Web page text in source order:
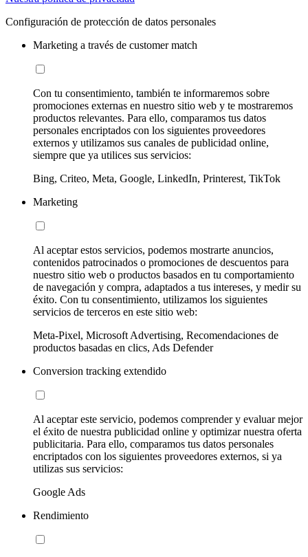
Configuración de protección de datos personales
Marketing a través de customer match
Con tu consentimiento, también te informaremos sobre
promociones externas en nuestro sitio web y te mostraremos
productos relevantes. Para ello, comparamos tus datos
personales encriptados con los siguientes proveedores
externos y utilizamos sus canales de publicidad online,
siempre que ya utilices sus servicios:
Bing, Criteo, Meta, Google, LinkedIn, Printerest, TikTok
Marketing
Al aceptar estos servicios, podemos mostrarte anuncios,
contenidos patrocinados o promociones de descuentos para
nuestro sitio web o productos basados en tu comportamiento
de navegación y compra, adaptados a tus intereses, y medir su
éxito. Con tu consentimiento, utilizamos los siguientes
servicios de terceros en este sitio web:
Meta-Pixel, Microsoft Advertising, Recomendaciones de
productos basadas en clics, Ads Defender
Conversion tracking extendido
Al aceptar este servicio, podemos comprender y evaluar mejor
el éxito de nuestra publicidad online y optimizar nuestra oferta
publicitaria. Para ello, comparamos tus datos personales
encriptados con los siguientes proveedores externos, si ya
utilizas sus servicios:
Google Ads
Rendimiento